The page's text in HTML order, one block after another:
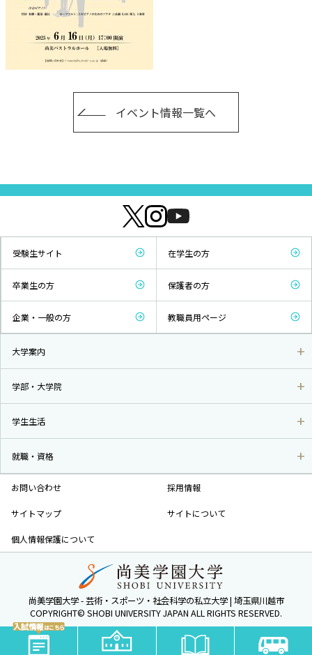
入試情報はこちら
イベント情報一覧へ
受験生サイト 在学生の方
卒業生の方 保護者の方
企業・一般の方 教職員用ページ
大学案内
学部・大学院
学生生活
就職・資格
お問い合わせ 採用情報
サイトマップ サイトについて
個人情報保護について
尚美学園大学 - 芸術・スポーツ・社会科学の私立大学 | 埼玉県川越市
COPYRIGHT© SHOBI UNIVERSITY JAPAN ALL RIGHTS RESERVED.